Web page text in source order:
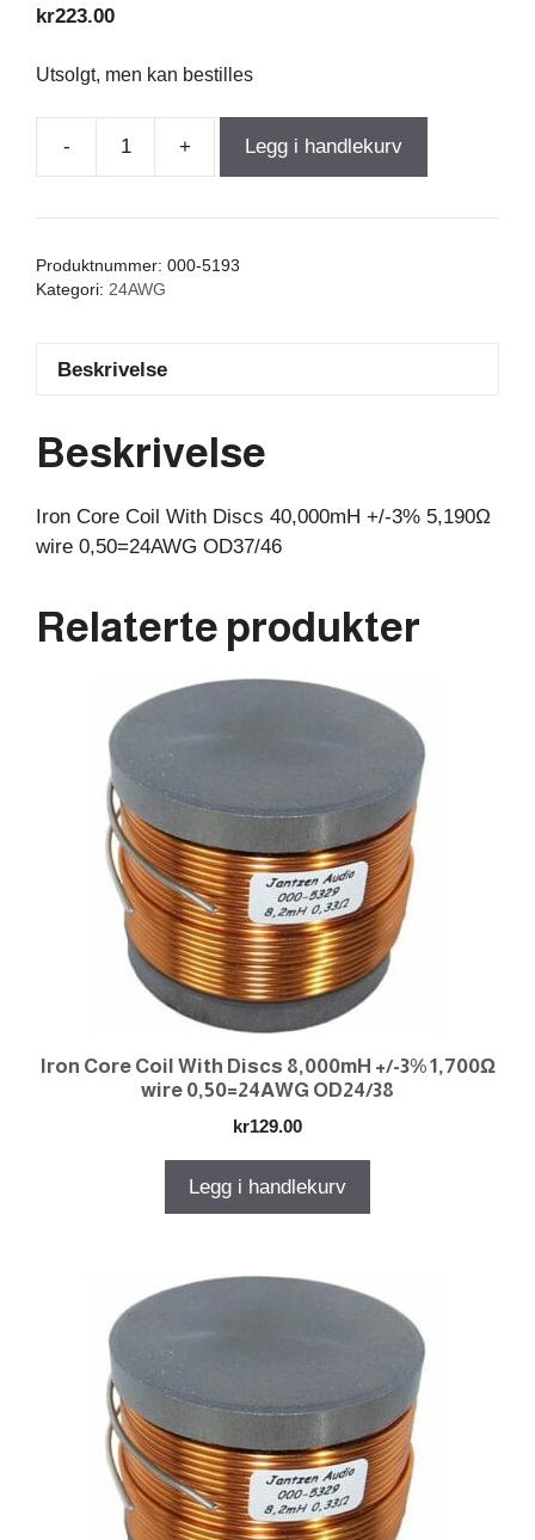
kr223.00
Utsolgt, men kan bestilles
-
Iron
Coil
OD37/46
+ Legg i handlekurv
Produktnummer: 000-5193
Kategori: 24AWG
Beskrivelse
Beskrivelse
Iron Core Coil With Discs 40,000mH +/-3% 5,190Ω
wire 0,50=24AWG OD37/46
Relaterte produkter
Iron Core Coil With Discs 8,000mH +/-3% 1,700Ω
wire 0,50=24AWG OD24/38
kr129.00
Legg i handlekurv